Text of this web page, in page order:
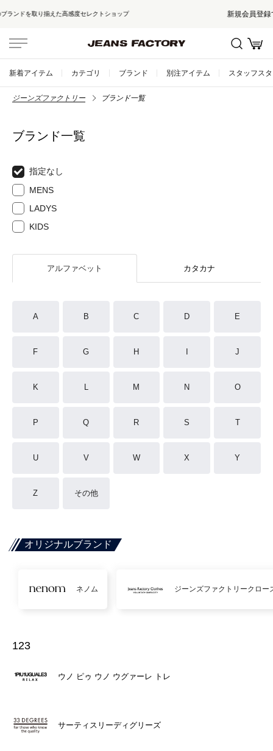
新規会員登録で500ptプレゼント！
新着アイテム カテゴリ ブランド 別注アイテム スタッフス
ジーンズファクトリー ブランド一覧
ブランド一覧
指定なし
MENS
LADYS
KIDS
アルファベット カタカナ
A B C D E
F G H J
K L M N O
P Q R S T
U V W X Y
Z その他
オリジナルブランド
ネノム ジーンズファクトリークロー
123
ウノ ピゥ ウノ ウグァーレ トレ
サーティスリーディグリーズ